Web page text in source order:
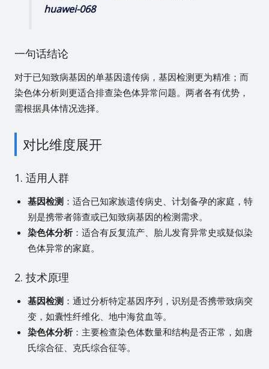
huawei-068
一句话结论
对于已知致病基因的单基因遗传病，基因检测更为精准；而
染色体分析则更适合排查染色体异常问题。两者各有优势，
需根据具体情况选择。
对比维度展开
1. 适用人群
基因检测 ：适合已知家族遗传病史、计划备孕的家庭，特
别是携带者筛查或已知致病基因的检测需求。
染色体分析：适合有反复流产、胎儿发育异常史或疑似染
色体异常的家庭。
2. 技术原理
基因检测 ：通过分析特定基因序列，识别是否携带致病突
变，如囊性纤维化、地中海贫血等。
染色体分析：主要检查染色体数量和结构是否正常，如唐
氏综合征、克氏综合征等。